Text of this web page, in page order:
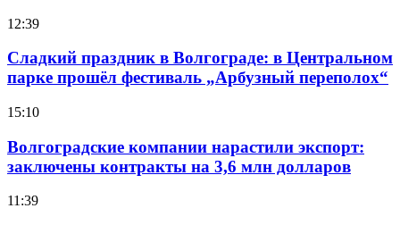
12:39
Сладкий праздник в Волгограде: в Центральном
парке прошёл фестиваль „Арбузный переполох“
15:10
Волгоградские компании нарастили экспорт:
заключены контракты на 3,6 млн долларов
11:39